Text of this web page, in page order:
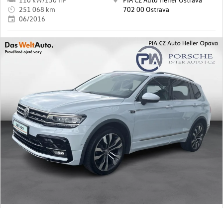
251 068 km
06/2016
702 00 Ostrava